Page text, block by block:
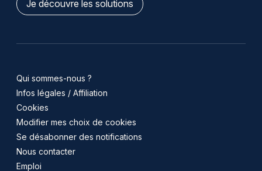
Je découvre les solutions
Qui sommes-nous ?
Infos légales / Affiliation
Cookies
Modifier mes choix de cookies
Se désabonner des notifications
Nous contacter
Emploi